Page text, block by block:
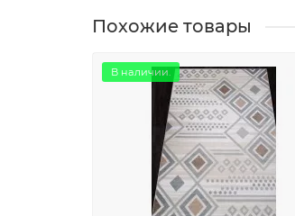
Похожие товары
В наличии.